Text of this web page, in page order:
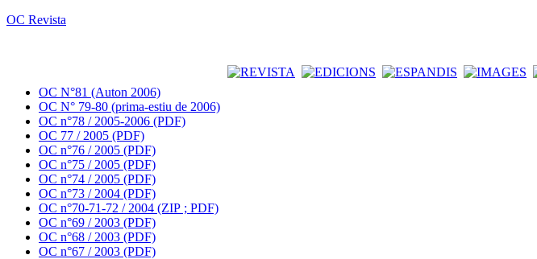
OC Revista
OC N°81 (Auton 2006)
OC N° 79-80 (prima-estiu de 2006)
OC n°78 / 2005-2006 (PDF)
OC 77 / 2005 (PDF)
OC n°76 / 2005 (PDF)
OC n°75 / 2005 (PDF)
OC n°74 / 2005 (PDF)
OC n°73 / 2004 (PDF)
OC n°70-71-72 / 2004 (ZIP ; PDF)
OC n°69 / 2003 (PDF)
OC n°68 / 2003 (PDF)
OC n°67 / 2003 (PDF)